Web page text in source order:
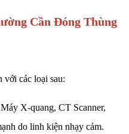
Cần Đóng Thùng
với các loại sau:
X-quang, CT Scanner,
do linh kiện nhạy cảm.